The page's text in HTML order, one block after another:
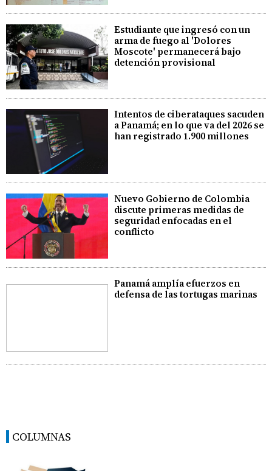
Estudiante que ingresó con un
arma de fuego al 'Dolores
Moscote' permanecerá bajo
detención provisional
Intentos de ciberataques sacuden
a Panamá; en lo que va del 2026 se
han registrado 1.900 millones
Nuevo Gobierno de Colombia
discute primeras medidas de
seguridad enfocadas en el
conflicto
Panamá amplía efuerzos en
defensa de las tortugas marinas
COLUMNAS